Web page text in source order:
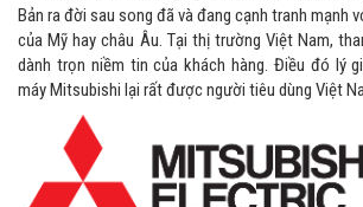
Bản ra đời sau song đã và đang cạnh tranh mạnh
của Mỹ hay châu Âu. Tại thị trường Việt Nam,
dành trọn niềm tin của khách hàng. Điều đó lý
máy Mitsubishi lại rất được người tiêu dùng Việt